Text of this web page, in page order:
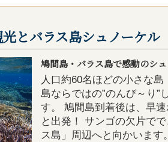
とバラス島シュノーケル
鳩間島・バラス島で感動のシ
人口約60名ほどの小さな
島ならではの”のんび～り”
す。 鳩間島到着後は、早
と出発！ サンゴの欠片で
ス島」周辺へと向かいま